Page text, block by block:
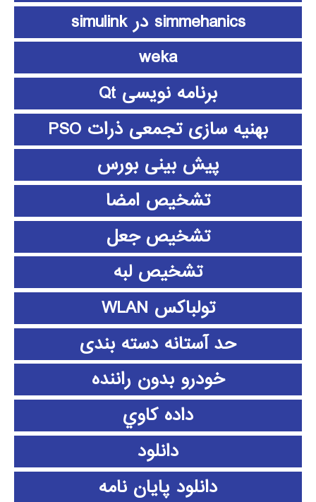
simmehanics در simulink
weka
برنامه نویسی Qt
بهنیه سازی تجمعی ذرات PSO
پیش بینی بورس
تشخیص امضا
تشخیص جعل
تشخیص لبه
تولباکس WLAN
حد آستانه دسته بندی
خودرو بدون راننده
داده كاوي
دانلود
دانلود پايان نامه